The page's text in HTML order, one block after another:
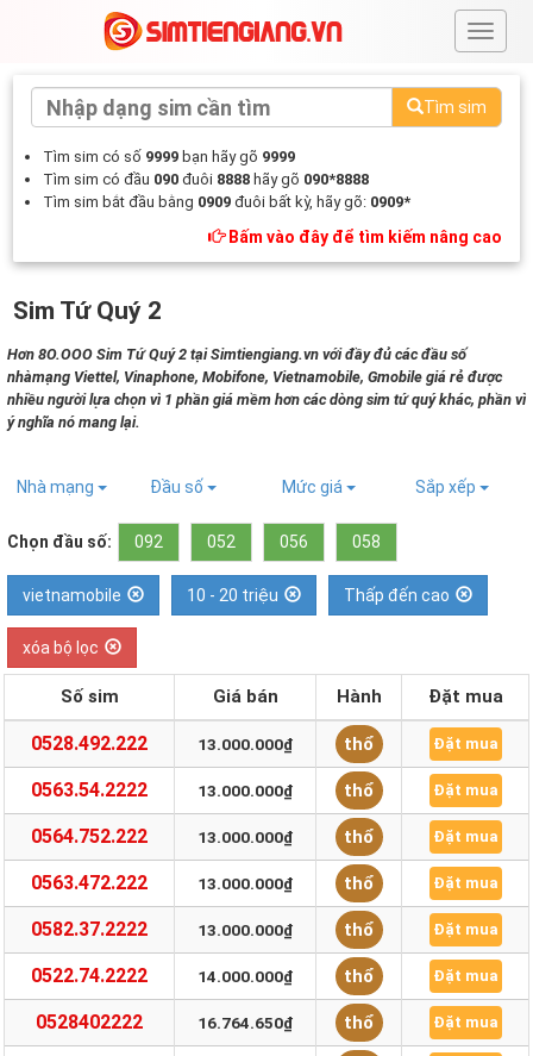
#
Tìm sim
Tìm sim có số 9999 bạn hãy gõ 9999
Tìm sim có đầu 090 đuôi 8888 hãy gõ 090*8888
Tìm sim bắt đầu bằng 0909 đuôi bất kỳ, hãy gõ: 0909*
Bấm vào đây để tìm kiếm nâng cao
Sim Tứ Quý 2
Hơn 8O.OOO Sim Tứ Quý 2 tại Simtiengiang.vn với đầy đủ các đầu số
nhàmạng Viettel, Vinaphone, Mobifone, Vietnamobile, Gmobile giá rẻ được
nhiều người lựa chọn vì 1 phần giá mềm hơn các dòng sim tứ quý khác, phần vì
ý nghĩa nó mang lại.
Nhà mạng Đầu số Mức giá Sắp xếp
Chọn đầu số: 092 052 056 058
vietnamobile 10 - 20 triệu Thấp đến cao
xóa bộ lọc
Số sim Giá bán Hành Đặt mua
0528.492.222 13.000.000₫ thổ Đặt mua
0563.54.2222 13.000.000₫ thổ Đặt mua
0564.752.222 13.000.000₫ thổ Đặt mua
0563.472.222 13.000.000₫ thổ Đặt mua
0582.37.2222 13.000.000₫ thổ Đặt mua
0522.74.2222 14.000.000₫ thổ Đặt mua
0528402222 16.764.650₫ thổ Đặt mua